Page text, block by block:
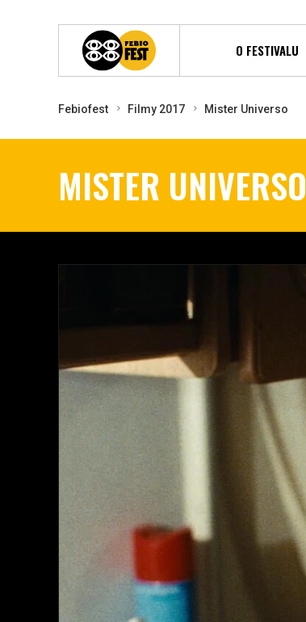
O FESTIVALU
Febiofest Filmy 2017 Mister Universo
MISTER UNIVERSO